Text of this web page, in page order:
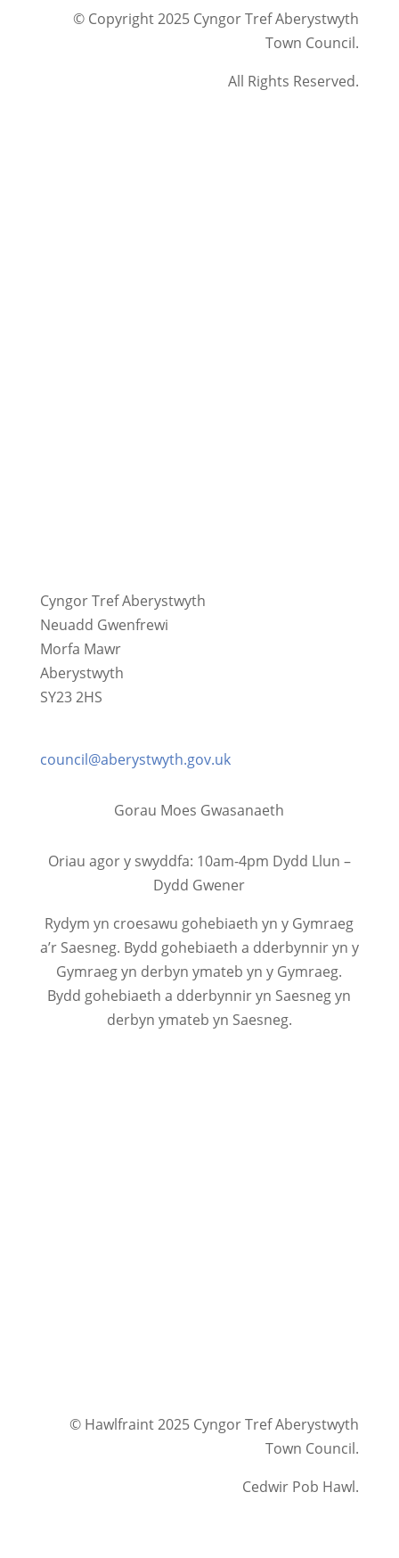
© Copyright 2025 Cyngor Tref Aberystwyth
Town Council.
All Rights Reserved.
Cyngor Tref Aberystwyth
Neuadd Gwenfrewi
Morfa Mawr
Aberystwyth
SY23 2HS
council@aberystwyth.gov.uk
Gorau Moes Gwasanaeth
Oriau agor y swyddfa: 10am-4pm Dydd Llun –
Dydd Gwener
Rydym yn croesawu gohebiaeth yn y Gymraeg
a’r Saesneg. Bydd gohebiaeth a dderbynnir yn y
Gymraeg yn derbyn ymateb yn y Gymraeg.
Bydd gohebiaeth a dderbynnir yn Saesneg yn
derbyn ymateb yn Saesneg.
© Hawlfraint 2025 Cyngor Tref Aberystwyth
Town Council.
Cedwir Pob Hawl.